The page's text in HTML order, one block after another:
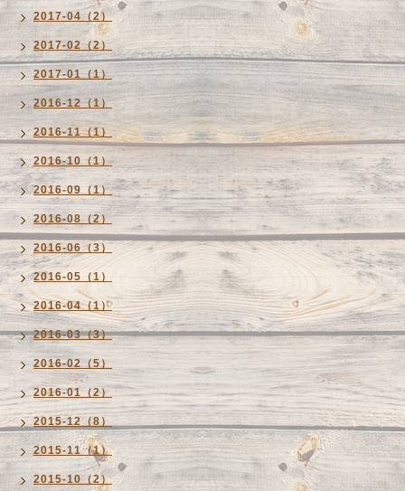
2017-04（2）
2017-02（2）
2017-01（1）
2016-12（1）
2016-11（1）
2016-10（1）
2016-09（1）
2016-08（2）
2016-06（3）
2016-05（1）
2016-04（1）
2016-03（3）
2016-02（5）
2016-01（2）
2015-12（8）
2015-11（1）
2015-10（2）